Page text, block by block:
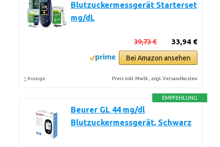
Blutzuckermessgerät Starterset
mg/dL
33,94 €
39,73 €
Bei Amazon ansehen
* Anzeige Preis inkl. MwSt., zzgl. Versandkosten
EMPFEHLUNG
Beurer GL 44 mg/dl
Blutzuckermessgerät, Schwarz